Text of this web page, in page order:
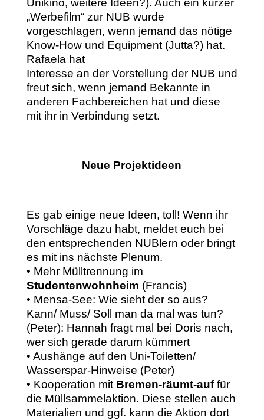
Unikino, weitere Ideen?). Auch ein kurzer
„Werbefilm“ zur NUB wurde
vorgeschlagen, wenn jemand das nötige
Know-How und Equipment (Jutta?) hat.
Rafaela hat
Interesse an der Vorstellung der NUB und
freut sich, wenn jemand Bekannte in
anderen Fachbereichen hat und diese
mit ihr in Verbindung setzt.
Neue Projektideen
Es gab einige neue Ideen, toll! Wenn ihr
Vorschläge dazu habt, meldet euch bei
den entsprechenden NUBlern oder bringt
es mit ins nächste Plenum.
• Mehr Mülltrennung im
Studentenwohnheim (Francis)
• Mensa-See: Wie sieht der so aus?
Kann/ Muss/ Soll man da mal was tun?
(Peter): Hannah fragt mal bei Doris nach,
wer sich gerade darum kümmert
• Aushänge auf den Uni-Toiletten/
Wasserspar-Hinweise (Peter)
• Kooperation mit Bremen-räumt-auffür
die Müllsammelaktion. Diese stellen auch
Materialien und ggf. kann die Aktion dort